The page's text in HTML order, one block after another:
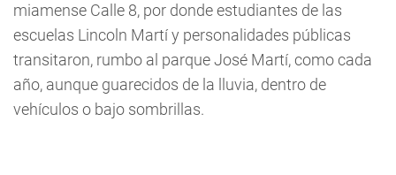
miamense Calle 8, por donde estudiantes de las
escuelas Lincoln Martí y personalidades públicas
transitaron, rumbo al parque José Martí, como cada
año, aunque guarecidos de la lluvia, dentro de
vehículos o bajo sombrillas.